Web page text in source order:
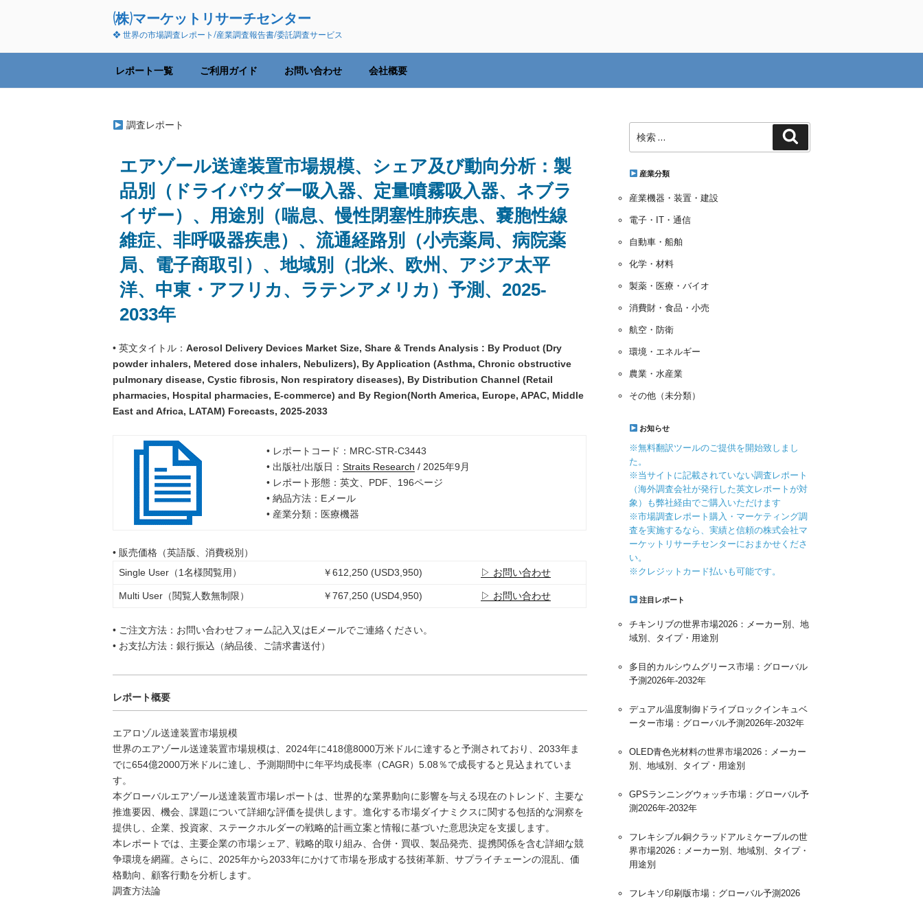
ン
へ
(株)マーケットリサーチセンター
❖ 世界の市場調査レポート/産業調査報告書/委託調査サービス
レポート一覧 ご利用ガイド お問い合わせ 会社概要
調査レポート
エアゾール送達装置市場規模、シェア及び動向分析：製
品別（ドライパウダー吸入器、定量噴霧吸入器、ネブラ
イザー）、用途別（喘息、慢性閉塞性肺疾患、嚢胞性線
維症、非呼吸器疾患）、流通経路別（小売薬局、病院薬
局、電子商取引）、地域別（北米、欧州、アジア太平
洋、中東・アフリカ、ラテンアメリカ）予測、2025-
2033年
• 英文タイトル： Aerosol Delivery Devices Market Size, Share & Trends Analysis : By Product (Dry
powder inhalers, Metered dose inhalers, Nebulizers), By Application (Asthma, Chronic obstructive
pulmonary disease, Cystic fibrosis, Non respiratory diseases), By Distribution Channel (Retail
pharmacies, Hospital pharmacies, E-commerce) and By Region(North America, Europe, APAC, Middle
East and Africa, LATAM) Forecasts, 2025-2033
• レポートコード：MRC-STR-C3443
• 出版社/出版日： Straits Research / 2025年9月
• レポート形態：英文、PDF、196ページ
• 納品方法：Eメール
• 産業分類：医療機器
• 販売価格（英語版、消費税別）
Single User（1名様閲覧用）
￥612,250 (USD3,950) ▷ お問い合わせ
Multi User（閲覧人数無制限） ￥767,250 (USD4,950) ▷ お問い合わせ
• ご注文方法：お問い合わせフォーム記入又はEメールでご連絡ください。
• お支払方法：銀行振込（納品後、ご請求書送付）
レポート概要
エアロゾル送達装置市場規模
世界のエアゾール送達装置市場規模は、2024年に418億8000万米ドルに達すると予測されており、2033年ま
でに654億2000万米ドルに達し、予測期間中に年平均成長率（CAGR）5.08％で成長すると見込まれていま
す。
本グローバルエアゾール送達装置市場レポートは、世界的な業界動向に影響を与える現在のトレンド、主要な
推進要因、機会、課題について詳細な評価を提供します。進化する市場ダイナミクスに関する包括的な洞察を
提供し、企業、投資家、ステークホルダーの戦略的計画立案と情報に基づいた意思決定を支援します。
本レポートでは、主要企業の市場シェア、戦略的取り組み、合併・買収、製品発売、提携関係を含む詳細な競
争環境を網羅。さらに、2025年から2033年にかけて市場を形成する技術革新、サプライチェーンの混乱、価
格動向、顧客行動を分析します。
調査方法論
索:
産業分類
産業機器・装置・建設
電子・IT・通信
自動車・船舶
化学・材料
製薬・医療・バイオ
消費財・食品・小売
航空・防衛
環境・エネルギー
農業・水産業
その他（未分類）
お知らせ
※無料翻訳ツールのご提供を開始致しまし
た。
※当サイトに記載されていない調査レポート
（海外調査会社が発行した英文レポートが対
象）も弊社経由でご購入いただけます
※市場調査レポート購入・マーケティング調
査を実施するなら、実績と信頼の株式会社マ
ーケットリサーチセンターにおまかせくださ
い。
※クレジットカード払いも可能です。
注目レポート
チキンリブの世界市場2026：メーカー別、地
域別、タイプ・用途別
多目的カルシウムグリース市場：グローバル
予測2026年-2032年
デュアル温度制御ドライブロックインキュベ
ーター市場：グローバル予測2026年-2032年
OLED青色光材料の世界市場2026：メーカー
別、地域別、タイプ・用途別
GPSランニングウォッチ市場：グローバル予
測2026年-2032年
フレキシブル銅クラッドアルミケーブルの世
界市場2026：メーカー別、地域別、タイプ・
用途別
フレキソ印刷版市場：グローバル予測2026